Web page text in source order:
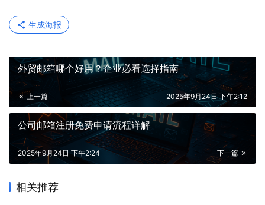
生成海报
外贸邮箱哪个好用？企业必看选择指南
上一篇 2025年9月24日 下午2:12
公司邮箱注册免费申请流程详解
下一篇
2025年9月24日 下午2:24
相关推荐